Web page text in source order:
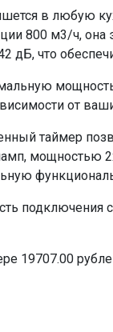
отдельно)
в любую
800 м3/ч, она
дБ, что
от
таймер
мощностью
подключения
19707.00